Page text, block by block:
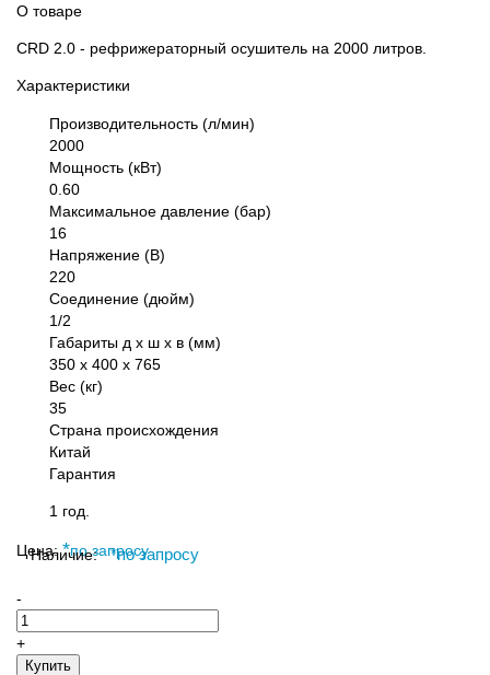
О товаре
CRD 2.0 - рефрижераторный осушитель на 2000 литров.
Характеристики
Производительность (л/мин)
2000
Мощность (кВт)
0.60
Максимальное давление (бар)
16
Напряжение (В)
220
Соединение (дюйм)
1/2
Габариты д х ш х в (мм)
350 х 400 х 765
Вес (кг)
35
Страна происхождения
Китай
Гарантия
1 год.
Цена: *по запросу
Наличие: *по запросу
-
+
Купить